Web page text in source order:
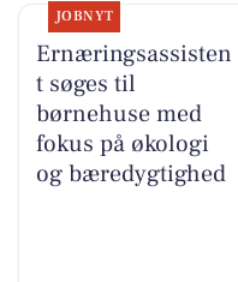
JOBNYT
Ernæringsassisten
t søges til
børnehuse med
fokus på økologi
og bæredygtighed